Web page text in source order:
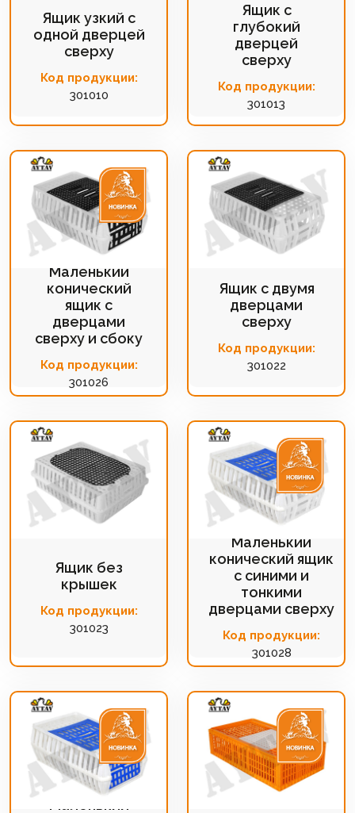
Ящик узкий с
одной дверцей
сверху
Код продукции:
301010
Ящик с
глубокий
дверцей
сверху
Код продукции:
301013
Маленький
конический
ящик с
дверцами
сверху и сбоку
Код продукции:
301026
Ящик с двумя
дверцами
сверху
Код продукции:
301022
Ящик без
крышек
Код продукции:
301023
Маленький
конический ящик
с синими и
тонкими
дверцами сверху
Код продукции:
301028